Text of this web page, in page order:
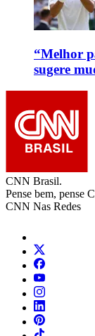
“Melhor
sugere
CNN Brasil.
Pense bem, pense
CNN Nas Redes